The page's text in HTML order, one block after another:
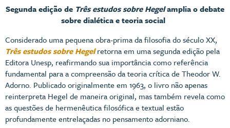
Segunda edição de Três estudos sobre Hegelamplia o debate
sobre dialética e teoria social
Considerado uma pequena obra-prima da filosofia do século XX,
Três estudos sobre Hegelretorna em uma segunda edição pela
Editora Unesp, reafirmando sua importância como referência
fundamental para a compreensão da teoria crítica de Theodor W.
Adorno. Publicado originalmente em 1963, o livro não apenas
reinterpreta Hegel de maneira original, mas também revela como
as questões de hermenêutica filosófica e textual estão
profundamente entrelaçadas no pensamento adorniano.